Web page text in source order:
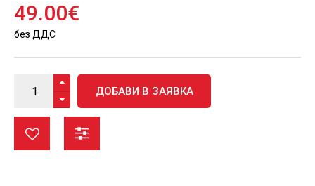
49.00€
без ДДС
ДОБАВИ В ЗАЯВКА